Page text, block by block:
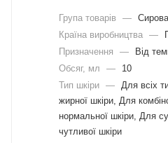
Група товарів —
Країна виробництва —
Призначення
—
Від
Обсяг, мл
—
10
Тип шкіри —
Для всіх
жирної шкіри, Для
нормальної шкіри, Для
чутливої шкіри